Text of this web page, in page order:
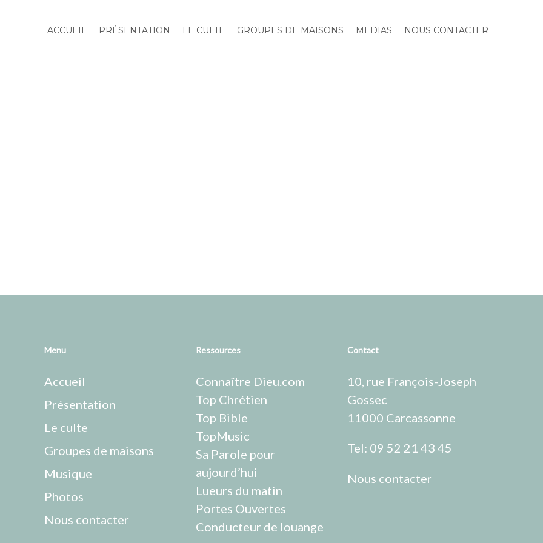
ACCUEIL PRÉSENTATION LE CULTE GROUPES DE MAISONS MEDIAS NOUS CONTACTER
Menu
Accueil
Présentation
Le culte
Groupes de maisons
Musique
Photos
Nous contacter
Ressources
Connaître Dieu.com
Top Chrétien
Top Bible
TopMusic
Sa Parole pour
aujourd’hui
Lueurs du matin
Portes Ouvertes
Conducteur de louange
Contact
10, rue François-Joseph
Gossec
11000 Carcassonne
Tel: 09 52 21 43 45
Nous contacter